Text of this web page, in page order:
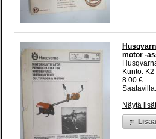
motor -
Kunto:
8.00 €
Näytä